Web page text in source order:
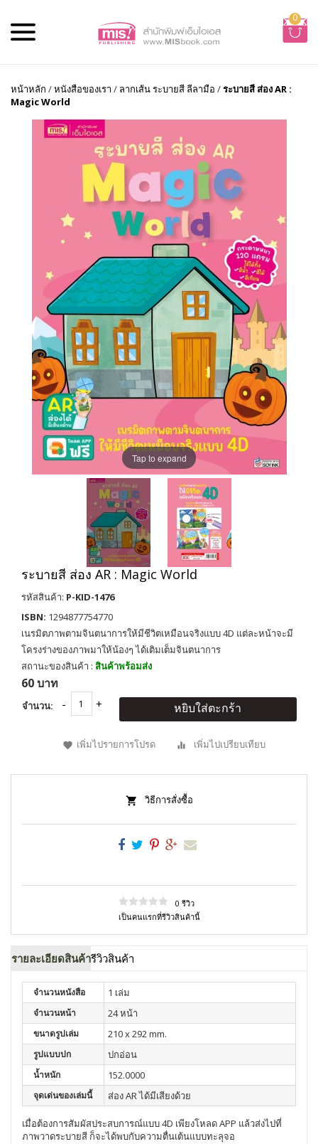
0
หน้าหลัก /หนังสือของเรา / ลากเส้น ระบายสี ลีลามือ /ระบายสี ส่อง AR :
Magic World
Tap to expand
ระบายสี ส่อง AR : Magic World
รหัสสินค้า: P-KID-1476
ISBN: 1294877754770
เนรมิตภาพตามจินตนาการให้มีชีวิตเหมือนจริงแบบ 4D แต่ละหน้าจะมี
โครงร่างของภาพมาให้น้องๆ ได้เติมเต็มจินตนาการ
สถานะของสินค้า : สินค้าพร้อมส่ง
60 บาท
จำนวน: หยิบใส่ตะกร้า
เพิ่มไปรายการโปรด เพิ่มไปเปรียบเทียบ
วิธีการสั่งซื้อ
0 รีวิว
เป็นคนแรกที่รีวิวสินค้านี้
รายละเอียดสินค้ารีวิวสินค้า
จำนวนหนังสือ 1 เล่ม
จำนวนหน้า 24 หน้า
ขนาดรูปเล่ม 210 x 292 mm.
รูปแบบปก ปกอ่อน
น้ำหนัก 152.0000
จุดเด่นของเล่มนี้ ส่อง AR ได้มีเสียงด้วย
เมื่อต้องการสัมผัสประสบการณ์แบบ 4D เพียงโหลด APP แล้วส่งไปที่
ภาพวาดระบายสี ก็จะได้พบกับความตื่นเต้นแบบทะลุจอ